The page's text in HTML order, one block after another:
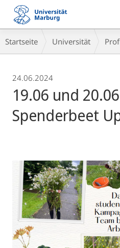
Mobile-
Navigation
Breadcrumb-
Navigation
Startseite Universität
24.06.2024
19.06 und
Spenderbeet